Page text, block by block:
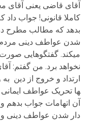
آقای قاضی یعنی آقای
کاملا قانونی! جواب
بدهد که مطالب مطرح
شدن عواطف دینی مردم
می­کند. گفتگوهایی
نخواهد برد. من گفتم:
ها تحریک عواطف
آن اتهامات جواب بدهم
دار شدن عواطف دینی